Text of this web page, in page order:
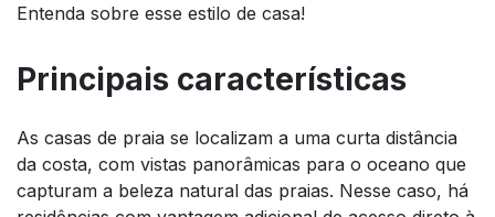
Entenda sobre esse estilo de casa!
Principais características
As casas de praia se localizam a uma curta distância
da costa, com vistas panorâmicas para o oceano que
capturam a beleza natural das praias. Nesse caso, há